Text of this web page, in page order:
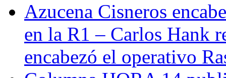
Azucena Cisneros
en la R1 – Carlos Hank
encabezó el operativo